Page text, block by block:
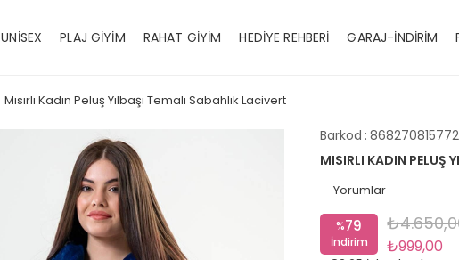
UNİSEX PLAJ GİYİM RAHAT GİYİM HEDİYE REHBERİ GARAJ-İNDİRİM
Mısırlı Kadın Peluş Yılbaşı Temalı Sabahlık Lacivert
Barkod :
MISIRLI KADIN PELUŞ
Yorumlar
%79
İndirim ₺999,00